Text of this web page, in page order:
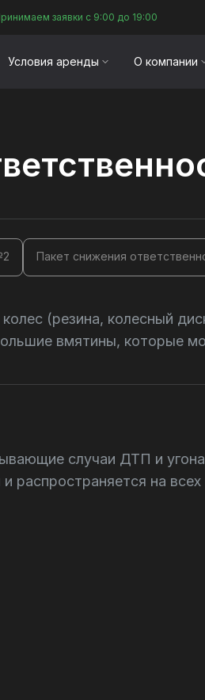
заявки с 9:00 до 19:00
Условия аренды О компании
Пакет снижения
(резина, колесный
вмятины, которые
случаи ДТП и
распространяется на